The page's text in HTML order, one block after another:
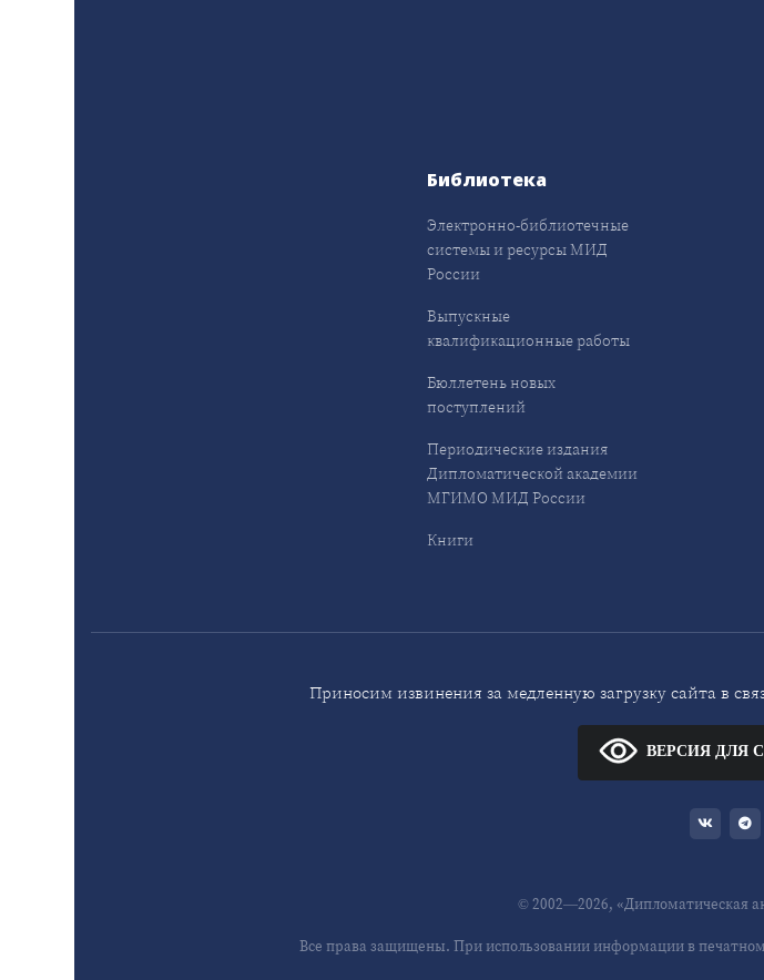
Библиотека
Электронно-библиотечные
системы и ресурсы МИД
России
Выпускные
квалификационные работы
Бюллетень новых
поступлений
Периодические издания
Дипломатической академии
МГИМО МИД России
Книги
Приносим извинения за медленную загрузку сайта в
ВЕРСИЯ ДЛЯ
© 2002—2026,
Все права защищены. При использовании информации в